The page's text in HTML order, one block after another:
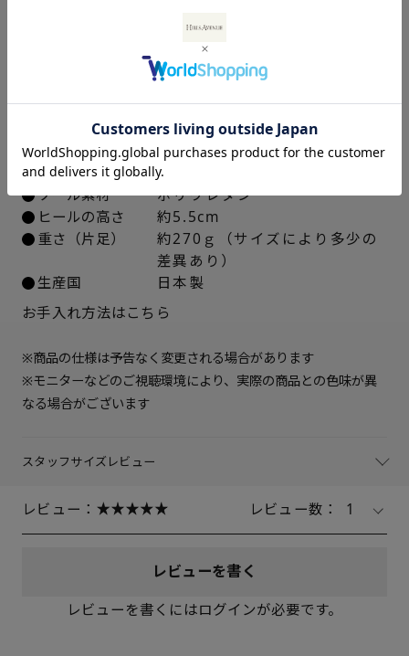
× 在庫なし
× 在庫なし
24cm × 在庫なし
24.5cm ○ 概ね１週間後に発送
△ 概ね１週間後に発送
す。すっきりとしたシルエットでありながら、ゆった
りとした履き心地が魅力です。
アッパー素材
牛革キップエナメル
中敷き
合成皮革
ソール素材
ポリウレタン
ヒールの高さ
約5.5cm
重さ（片足）
約270ｇ（サイズにより多少の
差異あり）
生産国
日本製
お手入れ方法はこちら
※商品の仕様は予告なく変更される場合があります
※モニターなどのご視聴環境により、実際の商品との色味が異
なる場合がございます
スタッフサイズレビュー
レビュー： レビュー数： 1
レビューを書く
レビューを書くにはログインが必要です。